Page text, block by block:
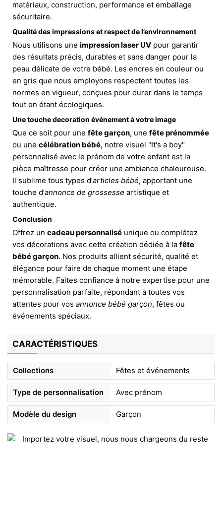
matériaux, construction, performance et emballage
sécuritaire.
Qualité des impressions et respect de l’environnement
Nous utilisons une impression laser UV pour garantir
des résultats précis, durables et sans danger pour la
peau délicate de votre bébé. Les encres en couleur ou
en gris que nous employons respectent toutes les
normes en vigueur, conçues pour durer dans le temps
tout en étant écologiques.
Une touche decoration événement à votre image
Que ce soit pour une fête garçon, une fête prénommée
ou une célébration bébé, notre visuel "It's a boy"
personnalisé avec le prénom de votre enfant est la
pièce maîtresse pour créer une ambiance chaleureuse.
Il sublime tous types d’articles bébé, apportant une
touche d’annonce de grossesse artistique et
authentique.
Conclusion
Offrez un cadeau personnalisé unique ou complétez
vos décorations avec cette création dédiée à la fête
bébé garçon. Nos produits allient sécurité, qualité et
élégance pour faire de chaque moment une étape
mémorable. Faites confiance à notre expertise pour une
personnalisation parfaite, répondant à toutes vos
attentes pour vos annonce bébé garçon, fêtes ou
événements spéciaux.
CARACTÉRISTIQUES
Collections Fêtes et événements
Type de personnalisation Avec prénom
Modèle du design Garçon